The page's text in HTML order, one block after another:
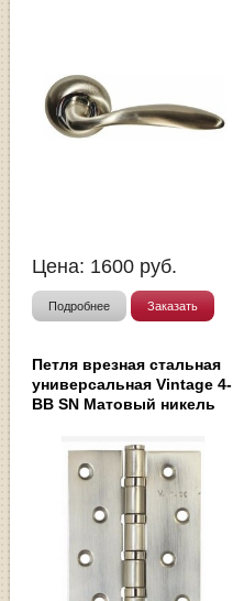
Цена: 1600 руб.
Подробнее Заказать
Петля врезная стальная
универсальная Vintage 4-
BB SN Матовый никель